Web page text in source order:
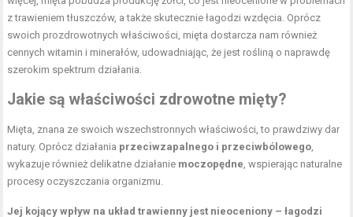
z trawieniem tłuszczów, a także skutecznie łagodzi wzdęcia. Oprócz
swoich prozdrowotnych właściwości, mięta dostarcza nam również
cennych witamin i minerałów, udowadniając, że jest rośliną o naprawdę
szerokim spektrum działania.
Jakie są właściwości zdrowotne mięty?
Mięta, znana ze swoich wszechstronnych właściwości, to prawdziwy dar
natury. Oprócz działania przeciwzapalnego i przeciwbólowego
wykazuje również delikatne działanie moczopędne , wspierając naturalne
procesy oczyszczania organizmu.
Jej kojący wpływ na układ trawienny jest nieoceniony – łagodzi